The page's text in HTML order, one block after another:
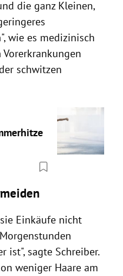
die ganz Kleinen,
wie es medizinisch
schwitzen
Einkäufe nicht
ist", sagte Schreiber.
weniger Haare am